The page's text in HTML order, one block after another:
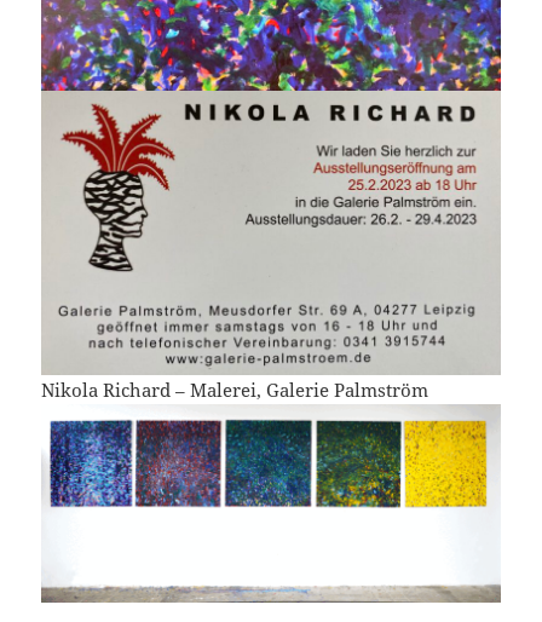
Nikola Richard – Malerei, Galerie Palmström